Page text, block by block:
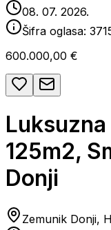
08. 07. 2026.
Šifra oglasa:
600.000,00 €
125m2,
Donji
Zemunik Donji,